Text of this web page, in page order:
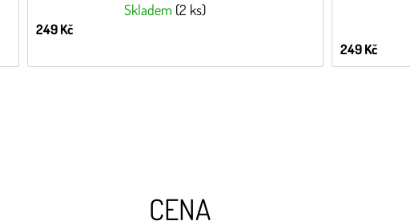
Skladem (2 ks)
249 Kč
249 Kč
CENA